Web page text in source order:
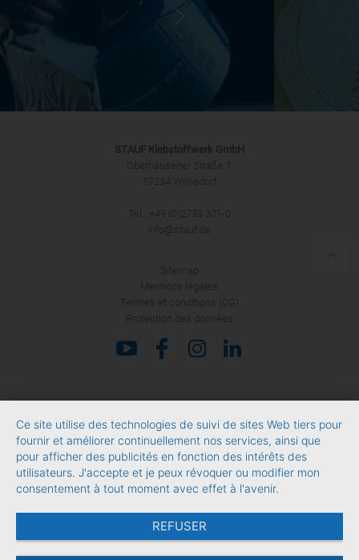
STAUF Klebstoffwerk GmbH
Oberhausener Straße 1
57234 Wilnsdorf
Tel.: +49 (0)2739 301-0
info@stauf.de
Sitemap
Mentions légales
Termes et conditions (CG)
Protection des données
Ce site utilise des technologies de suivi de sites Web tiers pour
fournir et améliorer continuellement nos services, ainsi que
pour afficher des publicités en fonction des intérêts des
utilisateurs. J'accepte et je peux révoquer ou modifier mon
consentement à tout moment avec effet à l'avenir.
REFUSER